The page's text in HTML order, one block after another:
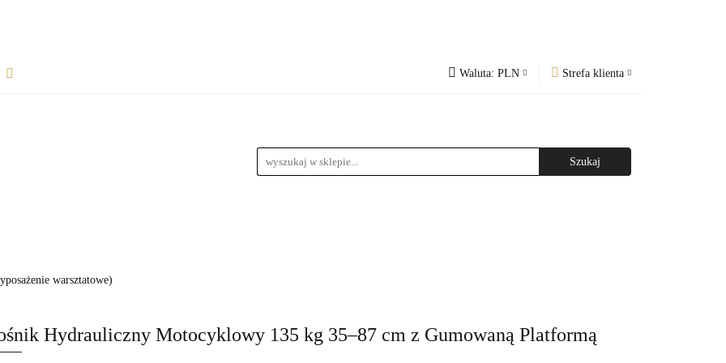
Waluta: PLN Strefa klienta
Dodaj zgłoszenie
BLOG
Rozpocznij współpracę
warsztatowe)
Hydrauliczny Motocyklowy 135 kg 35–87 cm z Gumowaną Platformą